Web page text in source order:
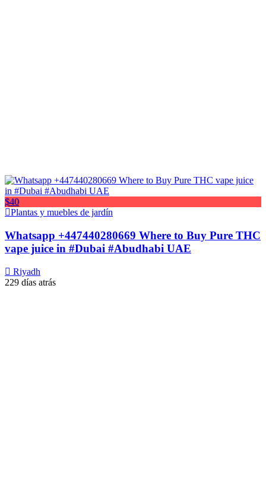
$40
Plantas y muebles de jardín
Whatsapp +447440280669 Where to Buy Pure THC
vape juice in #Dubai #Abudhabi UAE
Riyadh
229 días atrás